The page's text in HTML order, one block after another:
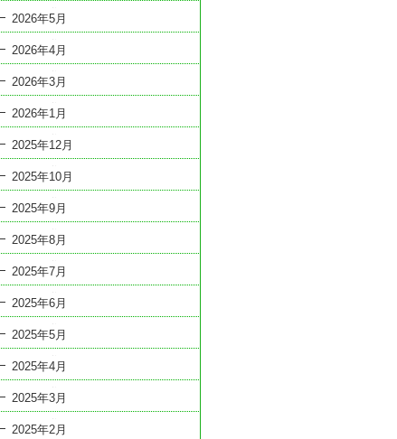
2026年5月
2026年4月
2026年3月
2026年1月
2025年12月
2025年10月
2025年9月
2025年8月
2025年7月
2025年6月
2025年5月
2025年4月
2025年3月
2025年2月